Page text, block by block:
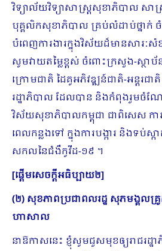
វិទ្យាល័យវិទ្យាសាស្រ្តសុខាភិបាល សាស្រ្
បុគ្គលិកសុខាភិបាល គ្រប់លំដាប់ថ្នាក់
បំពេញការងារក្នុងវិស័យដ៏មានសារៈសំ
សូមវាយតម្លៃខ្ពស់ ចំពោះក្រសួង-ស្ថាប័ន
ក្រោមជាតិ ដៃគូអភិវឌ្ឍន៍​ជាតិ-អន្ដរជា
រដ្ឋាភិបាល ដែលបាន និងកំពុងរួមចំណ
វិស័យសុខាភិបាលកម្ពុជា ជាពិសេស ការ
ពេលកន្លងទៅ ក្នុងការបង្ការ និងទប់ស្ក
សកលនៃជំងឺកូវីដ-១៩ ។
[ផ្ដើមសេចក្ដីអធិប្បាយ២]
(២) សុខភាពប្រជាពលរដ្ឋ សុភមង្គលគ្រួ
ហាសាល
នាឱកាសនេះ ខ្ញុំសូមជួសមុខឲ្យរាជរដ្ឋ